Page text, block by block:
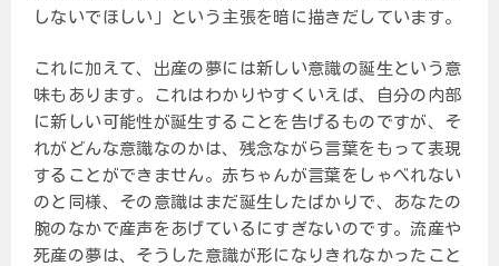
しないでほしい」という主張を暗に描きだしています。
これに加えて、出産の夢には新しい意識の誕生という意
味もあります。これはわかりやすくいえば、自分の内部
に新しい可能性が誕生することを告げるものですが、そ
れがどんな意識なのかは、残念ながら言葉をもって表現
することができません。赤ちゃんが言葉をしゃべれない
のと同様、その意識はまだ誕生したばかりで、あなたの
腕のなかで産声をあげているにすぎないのです。流産や
死産の夢は、そうした意識が形になりきれなかったこと